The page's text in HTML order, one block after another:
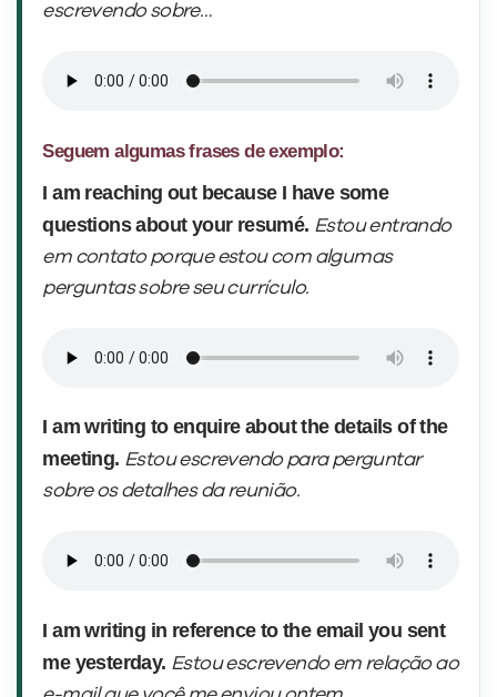
escrevendo sobre…
Seguem algumas frases de exemplo:
I am reaching out becauseI have some
questions about your resumé. Estou entrando
em contato porqueestou com algumas
perguntas sobre seu currículo.
I am writing to enquire about the details of the
meeting. Estou escrevendo para perguntar
sobre os detalhes da reunião.
I am writing in reference to the email you sent
me yesterday. Estou escrevendo em relação ao